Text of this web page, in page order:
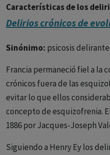
Características de los
- Le persona está
- Originan Preocupación
- Provocan malestar
- No son creencias
Delirios crónicos de
Sinónimo: psicosis
Francia permaneció fiel a la
crónicos fuera de las
evitar lo que ellos
concepto de esquizofrenia.
1886 por Jacques-Joseph
Siguiendo a Henry Ey los